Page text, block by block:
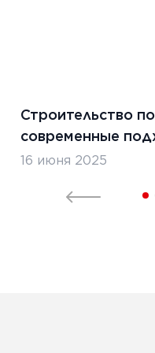
Строительство
современные
16 июня 2025